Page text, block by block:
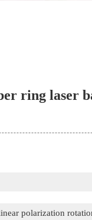
ring laser
polarization